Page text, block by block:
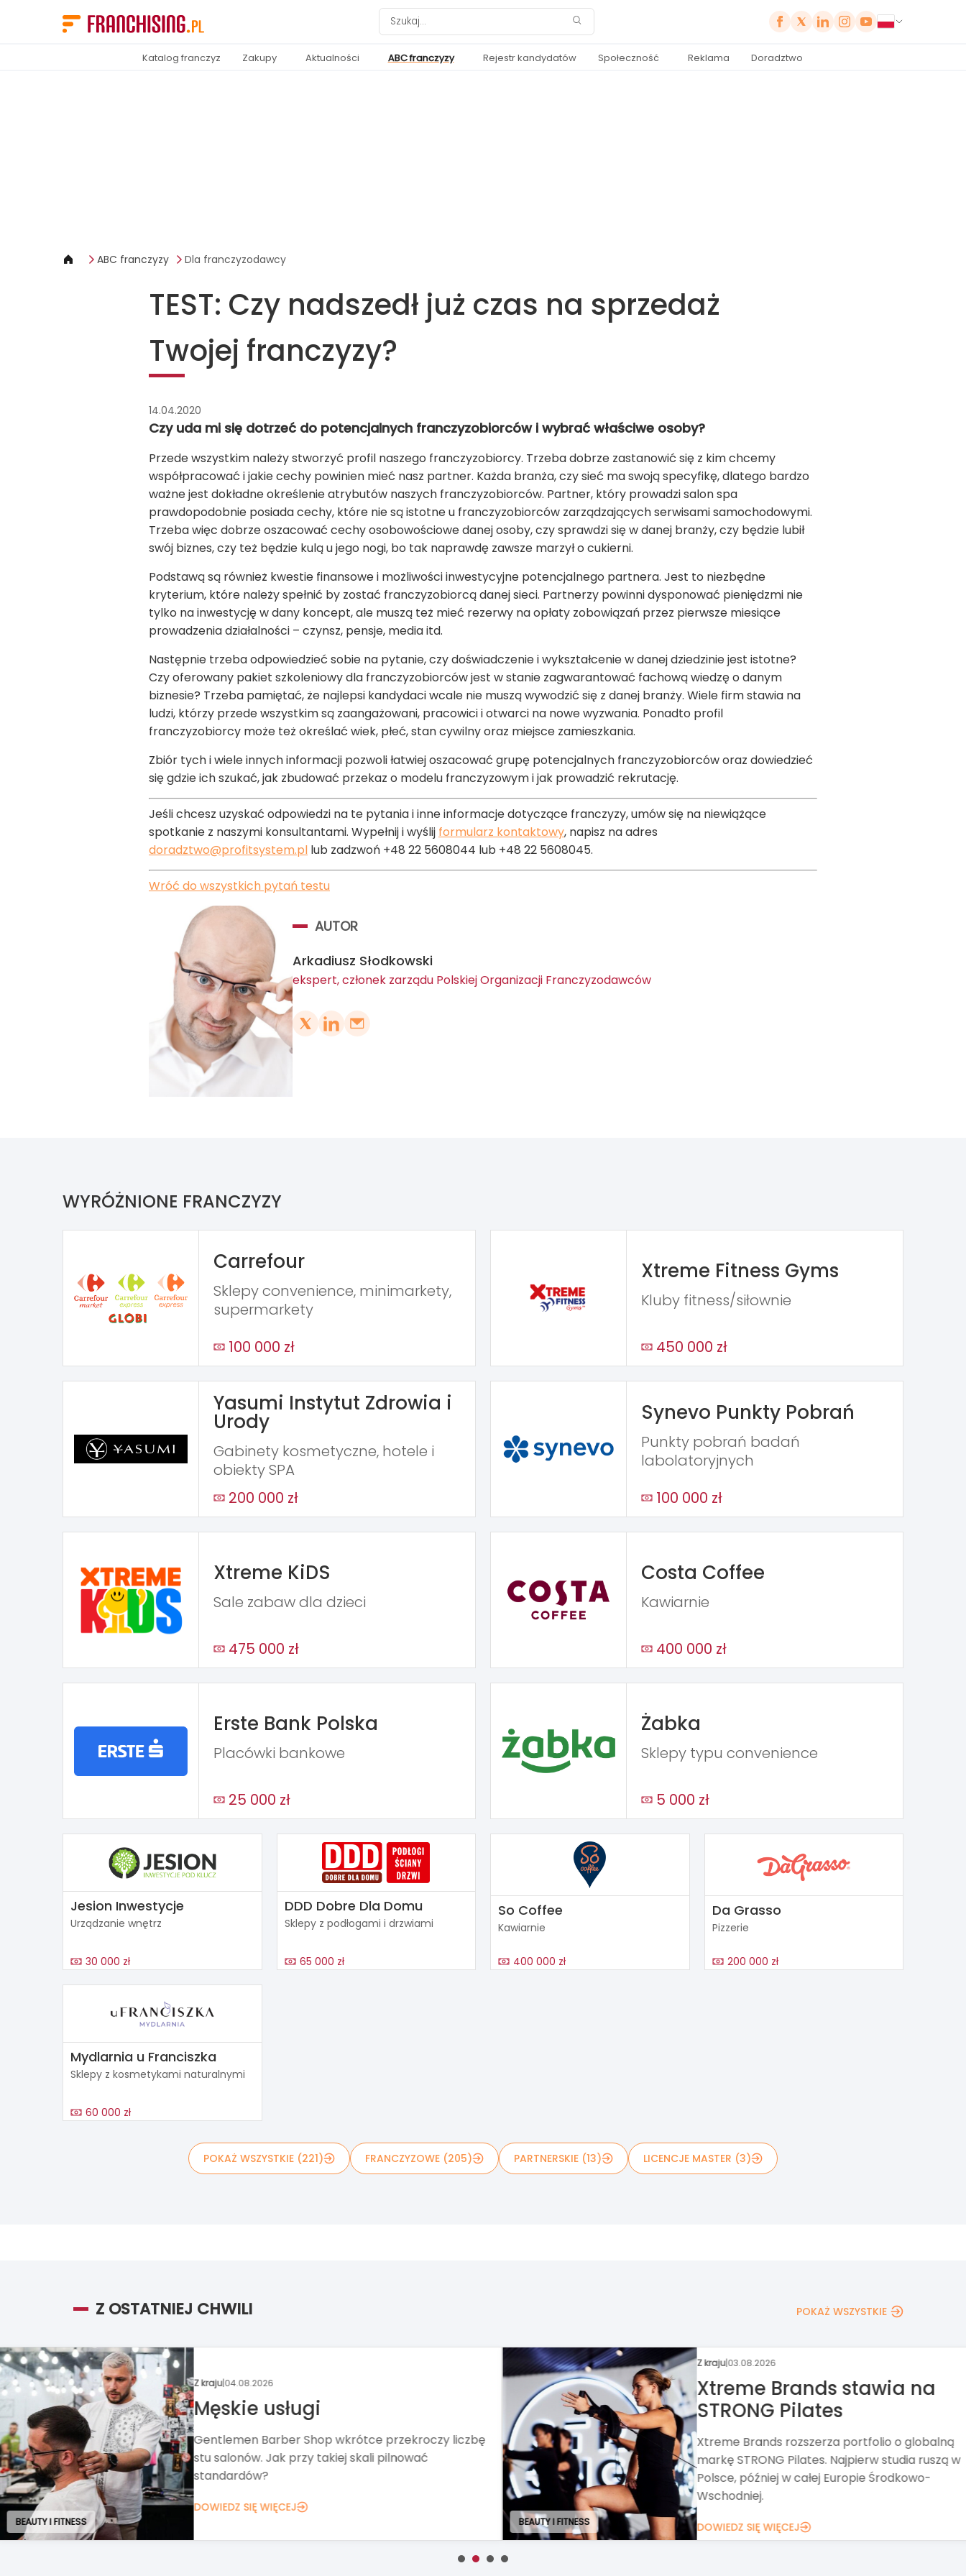
Katalog franczyz Zakupy Aktualności ABC franczyzy Rejestr kandydatów Społeczność Reklama Doradztwo
ABC franczyzy Dla franczyzodawcy
TEST: Czy nadszedł już czas na sprzedaż
Twojej franczyzy?
14.04.2020
Czy uda mi się dotrzeć do potencjalnych franczyzobiorców i wybrać właściwe osoby?
Przede wszystkim należy stworzyć profil naszego franczyzobiorcy. Trzeba dobrze zastanowić się z kim chcemy
współpracować i jakie cechy powinien mieć nasz partner. Każda branża, czy sieć ma swoją specyfikę, dlatego bardzo
ważne jest dokładne określenie atrybutów naszych franczyzobiorców. Partner, który prowadzi salon spa
prawdopodobnie posiada cechy, które nie są istotne u franczyzobiorców zarządzających serwisami samochodowymi.
Trzeba więc dobrze oszacować cechy osobowościowe danej osoby, czy sprawdzi się w danej branży, czy będzie lubił
swój biznes, czy też będzie kulą u jego nogi, bo tak naprawdę zawsze marzył o cukierni.
Podstawą są również kwestie finansowe i możliwości inwestycyjne potencjalnego partnera. Jest to niezbędne
kryterium, które należy spełnić by zostać franczyzobiorcą danej sieci. Partnerzy powinni dysponować pieniędzmi nie
tylko na inwestycję w dany koncept, ale muszą też mieć rezerwy na opłaty zobowiązań przez pierwsze miesiące
prowadzenia działalności – czynsz, pensje, media itd.
Następnie trzeba odpowiedzieć sobie na pytanie, czy doświadczenie i wykształcenie w danej dziedzinie jest istotne?
Czy oferowany pakiet szkoleniowy dla franczyzobiorców jest w stanie zagwarantować fachową wiedzę o danym
biznesie? Trzeba pamiętać, że najlepsi kandydaci wcale nie muszą wywodzić się z danej branży. Wiele firm stawia na
ludzi, którzy przede wszystkim są zaangażowani, pracowici i otwarci na nowe wyzwania. Ponadto profil
franczyzobiorcy może też określać wiek, płeć, stan cywilny oraz miejsce zamieszkania.
Zbiór tych i wiele innych informacji pozwoli łatwiej oszacować grupę potencjalnych franczyzobiorców oraz dowiedzieć
się gdzie ich szukać, jak zbudować przekaz o modelu franczyzowym i jak prowadzić rekrutację.
Jeśli chcesz uzyskać odpowiedzi na te pytania i inne informacje dotyczące franczyzy, umów się na niewiążące
spotkanie z naszymi konsultantami. Wypełnij i wyślij formularz kontaktowy, napisz na adres
doradztwo@profitsystem.pl lub zadzwoń +48 22 5608044 lub +48 22 5608045.
Wróć do wszystkich pytań testu
AUTOR
Arkadiusz Słodkowski
ekspert, członek zarządu Polskiej Organizacji Franczyzodawców
WYRÓŻNIONE FRANCZYZY
Carrefour
Sklepy convenience, minimarkety,
supermarkety
100 000 zł
Xtreme Fitness Gyms
Kluby fitness/siłownie
450 000 zł
Yasumi Instytut Zdrowia i
Urody
Gabinety kosmetyczne, hotele i
obiekty SPA
200 000 zł
Synevo Punkty Pobrań
Punkty pobrań badań
labolatoryjnych
100 000 zł
Xtreme KiDS
Sale zabaw dla dzieci
475 000 zł
Costa Coffee
Kawiarnie
400 000 zł
Erste Bank Polska
Placówki bankowe
25 000 zł
Żabka
Sklepy typu convenience
5 000 zł
Jesion Inwestycje
Urządzanie wnętrz
30 000 zł
DDD Dobre Dla Domu
Sklepy z podłogami i drzwiami
65 000 zł
So Coffee
Kawiarnie
400 000 zł
Da Grasso
Pizzerie
200 000 zł
Mydlarnia u Franciszka
Sklepy z kosmetykami naturalnymi
60 000 zł
POKAŻ WSZYSTKIE (221) FRANCZYZOWE (205) PARTNERSKIE (13) LICENCJE MASTER (3)
Z OSTATNIEJ CHWILI POKAŻ WSZYSTKIE
BEAUTY I FITNESS
Xtreme Brands stawia na
STRONG Pilates
Xtreme Brands rozszerza portfolio o globalną
markę STRONG Pilates. Najpierw studia ruszą w
Polsce, później w całej Europie Środkowo-
ART. SPOŻYWCZE I FMCG
Z kraju|31.07.2026
Circle K chce kupić Żabkę
Alimentation Couche-Tard, właściciel stacji
Circle K, zawarł umowę w sprawie nabycia
wszystkich akcji Grupy Żabka.
DOWIEDZ SIĘ WIĘCEJ